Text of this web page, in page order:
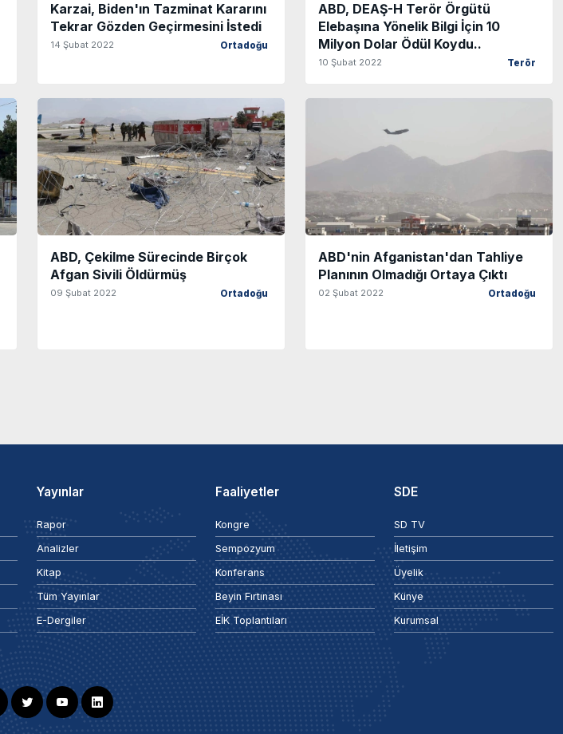
Karzai, Biden'ın Tazminat Kararını
Tekrar Gözden Geçirmesini İstedi
14 Şubat 2022 Ortadoğu
ABD, DEAŞ-H Terör Örgütü
Elebaşına Yönelik Bilgi İçin 10
Milyon Dolar Ödül Koydu..
10 Şubat 2022 Terör
ABD, Çekilme Sürecinde Birçok
Afgan Sivili Öldürmüş
09 Şubat 2022 Ortadoğu
ABD'nin Afganistan'dan Tahliye
Planının Olmadığı Ortaya Çıktı
02 Şubat 2022 Ortadoğu
Yayınlar
Rapor
Analizler
Kitap
Tüm Yayınlar
E-Dergiler
Faaliyetler
Kongre
Sempozyum
Konferans
Beyin Fırtınası
EİK Toplantıları
SDE
SD TV
İletişim
Üyelik
Künye
Kurumsal